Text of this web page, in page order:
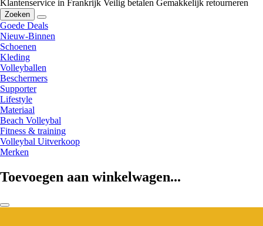
Klantenservice in Frankrijk Veilig betalen Gemakkelijk retourneren
Zoeken
Goede Deals
Nieuw-Binnen
Schoenen
Kleding
Volleyballen
Beschermers
Supporter
Lifestyle
Materiaal
Beach Volleybal
Fitness & training
Volleybal Uitverkoop
Merken
Toevoegen aan winkelwagen...